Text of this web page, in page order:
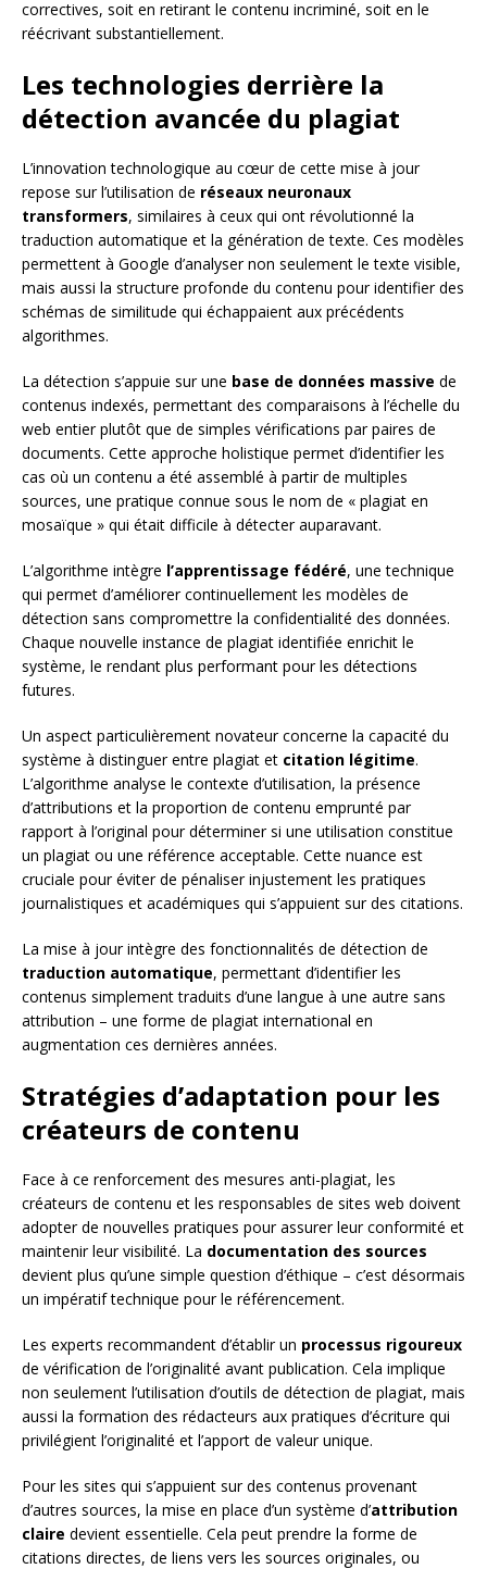
correctives, soit en retirant le contenu incriminé, soit en le
réécrivant substantiellement.
Les technologies derrière la
détection avancée du plagiat
L’innovation technologique au cœur de cette mise à jour
repose sur l’utilisation de réseaux neuronaux
transformers, similaires à ceux qui ont révolutionné la
traduction automatique et la génération de texte. Ces modèles
permettent à Google d’analyser non seulement le texte visible,
mais aussi la structure profonde du contenu pour identifier des
schémas de similitude qui échappaient aux précédents
algorithmes.
La détection s’appuie sur une base de données massive de
contenus indexés, permettant des comparaisons à l’échelle du
web entier plutôt que de simples vérifications par paires de
documents. Cette approche holistique permet d’identifier les
cas où un contenu a été assemblé à partir de multiples
sources, une pratique connue sous le nom de « plagiat en
mosaïque » qui était difficile à détecter auparavant.
L’algorithme intègre l’apprentissage fédéré, une technique
qui permet d’améliorer continuellement les modèles de
détection sans compromettre la confidentialité des données.
Chaque nouvelle instance de plagiat identifiée enrichit le
système, le rendant plus performant pour les détections
futures.
Un aspect particulièrement novateur concerne la capacité du
système à distinguer entre plagiat et citation légitime.
L’algorithme analyse le contexte d’utilisation, la présence
d’attributions et la proportion de contenu emprunté par
rapport à l’original pour déterminer si une utilisation constitue
un plagiat ou une référence acceptable. Cette nuance est
cruciale pour éviter de pénaliser injustement les pratiques
journalistiques et académiques qui s’appuient sur des citations.
La mise à jour intègre des fonctionnalités de détection de
traduction automatique, permettant d’identifier les
contenus simplement traduits d’une langue à une autre sans
attribution – une forme de plagiat international en
augmentation ces dernières années.
Stratégies d’adaptation pour les
créateurs de contenu
Face à ce renforcement des mesures anti-plagiat, les
créateurs de contenu et les responsables de sites web doivent
adopter de nouvelles pratiques pour assurer leur conformité et
maintenir leur visibilité. La documentation des sources
devient plus qu’une simple question d’éthique – c’est désormais
un impératif technique pour le référencement.
Les experts recommandent d’établir un processus rigoureux
de vérification de l’originalité avant publication. Cela implique
non seulement l’utilisation d’outils de détection de plagiat, mais
aussi la formation des rédacteurs aux pratiques d’écriture qui
privilégient l’originalité et l’apport de valeur unique.
Pour les sites qui s’appuient sur des contenus provenant
d’autres sources, la mise en place d’un système d’attribution
claire devient essentielle. Cela peut prendre la forme de
citations directes, de liens vers les sources originales, ou